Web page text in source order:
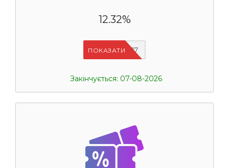
12.32%
IFSCDUA17
ПОКАЗАТИ
Закінчується: 07-08-2026